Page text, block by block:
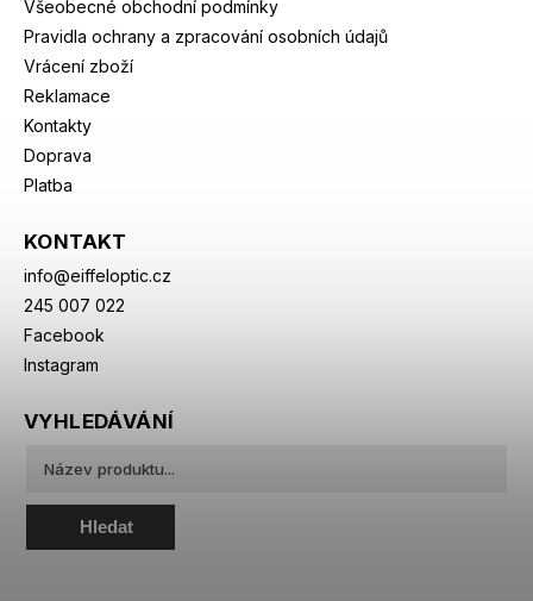
Všeobecné obchodní podmínky
Pravidla ochrany a zpracování osobních údajů
Vrácení zboží
Reklamace
Kontakty
Doprava
Platba
KONTAKT
info@eiffeloptic.cz
245 007 022
Facebook
Instagram
VYHLEDÁVÁNÍ
Hledat